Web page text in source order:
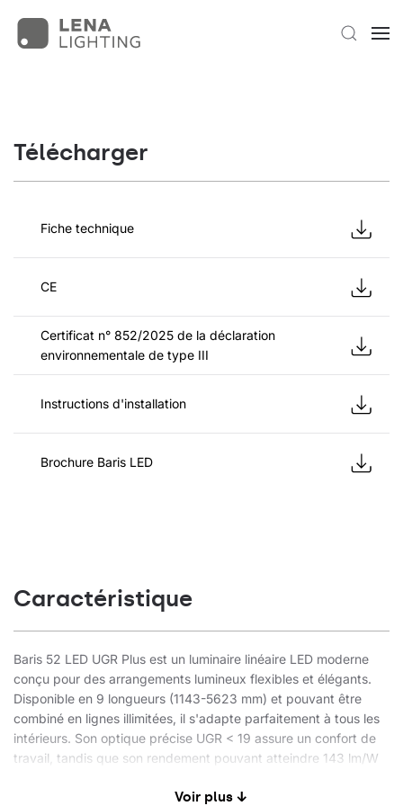
Télécharger
Fiche technique
CE
Certificat n° 852/2025 de la déclaration
environnementale de type III
Instructions d'installation
Brochure Baris LED
Caractéristique
Baris 52 LED UGR Plus est un luminaire linéaire LED moderne
conçu pour des arrangements lumineux flexibles et élégants.
Disponible en 9 longueurs (1143-5623 mm) et pouvant être
combiné en lignes illimitées, il s'adapte parfaitement à tous les
intérieurs. Son optique précise UGR < 19 assure un confort de
travail, tandis que son rendement pouvant atteindre 143 lm/W
Disponible en version apparente ou suspendue, en gris, blanc
Voir plus ↓